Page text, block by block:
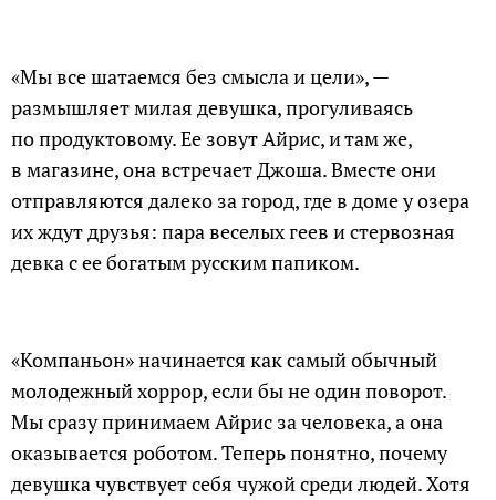
«Мы все шатаемся без смысла и цели», —
размышляет милая девушка, прогуливаясь
по продуктовому. Ее зовут Айрис, и там же,
в магазине, она встречает Джоша. Вместе они
отправляются далеко за город, где в доме у озера
их ждут друзья: пара веселых геев и стервозная
девка с ее богатым русским папиком.
«Компаньон» начинается как самый обычный
молодежный хоррор, если бы не один поворот.
Мы сразу принимаем Айрис за человека, а она
оказывается роботом. Теперь понятно, почему
девушка чувствует себя чужой среди людей. Хотя